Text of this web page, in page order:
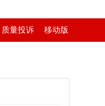
质量投诉 移动版